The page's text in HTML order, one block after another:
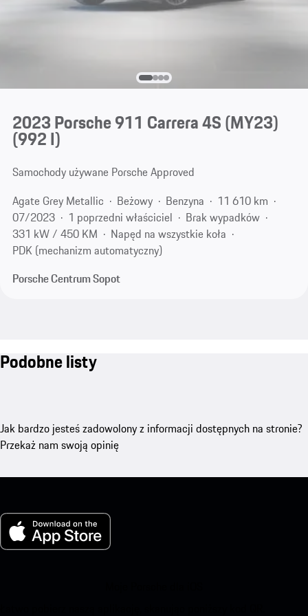
2023 Porsche 911 Carrera 4S (MY23)
(992 I)
Samochody używane Porsche Approved
Agate Grey Metallic
Beżowy Benzyna
11 610 km
07/2023
1 poprzedni właściciel
Brak wypadków
331 kW / 450 KM
Napęd na wszystkie koła
PDK (mechanizm automatyczny)
Porsche Centrum Sopot
Podobne listy
Jak bardzo jesteś zadowolony z informacji dostępnych na stronie?
Przekaż nam swoją opinię